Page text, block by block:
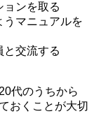
ョンを取る
うマニュアルを
と交流する
代のうちから
おくことが大切